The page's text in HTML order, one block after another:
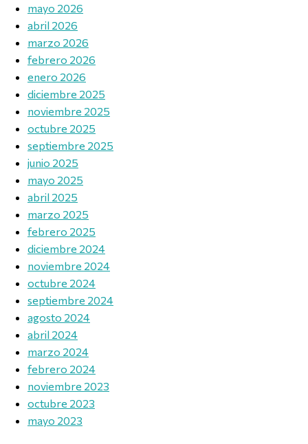
mayo 2026
abril 2026
marzo 2026
febrero 2026
enero 2026
diciembre 2025
noviembre 2025
octubre 2025
septiembre 2025
junio 2025
mayo 2025
abril 2025
marzo 2025
febrero 2025
diciembre 2024
noviembre 2024
octubre 2024
septiembre 2024
agosto 2024
abril 2024
marzo 2024
febrero 2024
noviembre 2023
octubre 2023
mayo 2023